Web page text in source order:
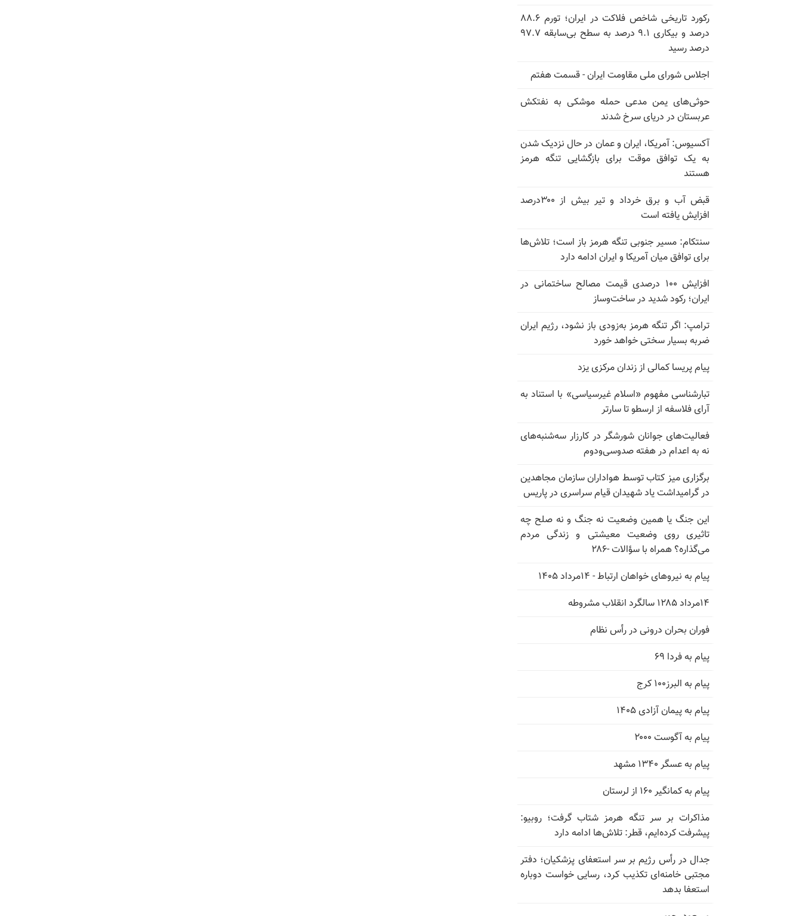
رکورد تاریخی شاخص فلاکت در ایران؛ تورم ۸۸.۶
درصد و بیکاری ۹.۱ درصد به سطح بی‌سابقه ۹۷.۷
درصد رسید
اجلاس شورای ملی مقاومت ایران - قسمت هفتم
حوثی‌های یمن مدعی حمله موشکی به نفتکش
عربستان در دریای سرخ شدند
آکسیوس: آمریکا، ایران و عمان در حال نزدیک شدن
به یک توافق موقت برای بازگشایی تنگه هرمز
هستند
قبض آب و برق خرداد و تیر بیش از ۳۰۰درصد
افزایش یافته است
سنتکام: مسیر جنوبی تنگه هرمز باز است؛ تلاش‌ها
برای توافق میان آمریکا و ایران ادامه دارد
افزایش ۱۰۰ درصدی قیمت مصالح ساختمانی در
ایران؛ رکود شدید در ساخت‌وساز
ترامپ: اگر تنگه هرمز به‌زودی باز نشود، رژیم ایران
ضربه بسیار سختی خواهد خورد
پیام پریسا کمالی از زندان مرکزی یزد
تبارشناسی مفهوم «اسلام غیرسیاسی» با استناد به
آرای فلاسفه از ارسطو تا سارتر
فعالیت‌های جوانان شورشگر در کارزار سه‌شنبه‌های
نه به اعدام در هفته صدوسی‌و‌دوم
برگزاری میز کتاب توسط هواداران سازمان مجاهدین
در گرامیداشت یاد شهیدان قیام سراسری در پاریس
این جنگ یا همین وضعیت نه جنگ و نه صلح چه
تاثیری روی وضعیت معیشتی و زندگی مردم
می‌گذاره؟ همراه با سؤالات -۲۸۶
پیام به نیروهای خواهان ارتباط - ۱۴مرداد ۱۴۰۵
۱۴مرداد ۱۲۸۵ سالگرد انقلاب مشروطه
فوران بحران درونی در رأس نظام
پیام به فردا ۶۹
پیام به البرز۱۰۰ کرج
پیام به پیمان آزادی ۱۴۰۵
پیام به آگوست ۲۰۰۰
پیام به عسگر ۱۳۴۰ مشهد
پیام به کمانگیر ۱۶۰ از لرستان
مذاکرات بر سر تنگه هرمز شتاب گرفت؛ روبیو:
پیشرفت کرده‌ایم، قطر: تلاش‌ها ادامه دارد
جدال در رأس رژیم بر سر استعفای پزشکیان؛ دفتر
مجتبی خامنه‌ای تکذیب کرد، رسایی خواست دوباره
استعفا بدهد